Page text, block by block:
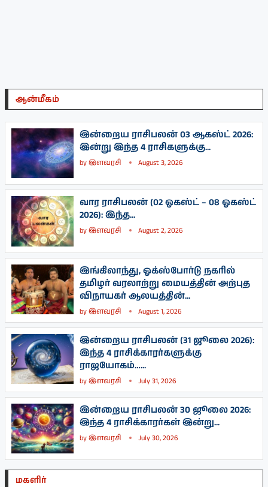
ஆன்மீகம்
இன்றைய ராசிபலன் 03 ஆகஸ்ட் 2026:
இன்று இந்த 4 ராசிகளுக்கு...
byஇளவரசி August 3, 2026
வார ராசிபலன் (02 ஓகஸ்ட் – 08 ஓகஸ்ட்
2026): இந்த...
byஇளவரசி August 2, 2026
இங்கிலாந்து, ஓக்ஸ்போர்டு நகரில்
தமிழர் வரலாற்று மையத்தின் அற்புத
விநாயகர் ஆலயத்தின்...
byஇளவரசி August 1, 2026
இன்றைய ராசிபலன் (31 ஜூலை 2026):
இந்த 4 ராசிக்காரர்களுக்கு
ராஜயோகம்…...
byஇளவரசி July 31, 2026
இன்றைய ராசிபலன் 30 ஜூலை 2026:
இந்த 4 ராசிக்காரர்கள் இன்று...
byஇளவரசி July 30, 2026
மகளிர்